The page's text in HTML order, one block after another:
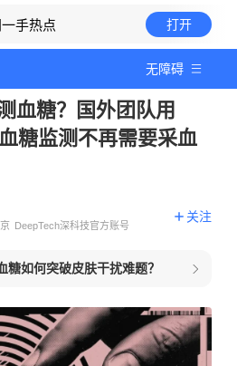
手热点 打开
无障碍
血糖？国外团队用
糖监测不再需要采血
DeepTech深科技官方账号
关注
糖如何突破皮肤干扰难题？